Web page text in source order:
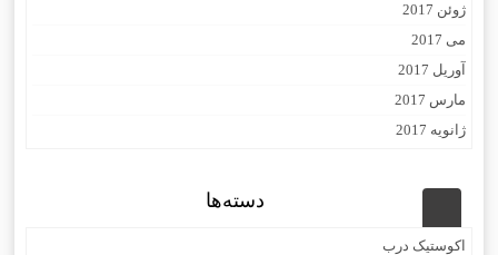
ژوئن 2017
می 2017
آوریل 2017
مارس 2017
ژانویه 2017
دسته‌ها
اکوستیک درب